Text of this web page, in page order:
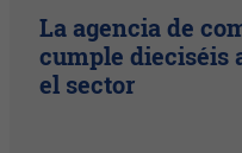
La agencia de
cumple dieciséis
el sector